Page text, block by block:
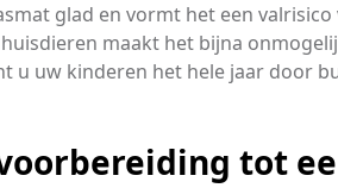
glad en vormt het een
maakt het bijna
u uw kinderen het hele jaar door
tot